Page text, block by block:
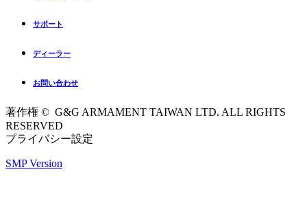
サポート
ディーラー
お問い合わせ
著作権 © G&G ARMAMENT TAIWAN LTD. ALL RIGHTS
RESERVED
プライバシー設定
SMP Version